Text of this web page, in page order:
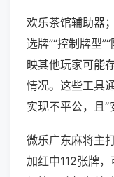
欢乐茶馆辅助器
选牌”“控制牌型
映其他玩家可能
情况。这些工具
实现不平公，且“
微乐广东麻将主
加红中112张牌